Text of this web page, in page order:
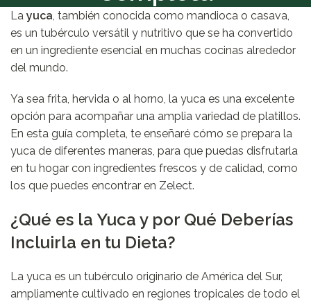
La yuca, también conocida como mandioca o casava,
es un tubérculo versátil y nutritivo que se ha convertido
en un ingrediente esencial en muchas cocinas alrededor
del mundo.
Ya sea frita, hervida o al horno, la yuca es una excelente
opción para acompañar una amplia variedad de platillos.
En esta guía completa, te enseñaré cómo se prepara la
yuca de diferentes maneras, para que puedas disfrutarla
en tu hogar con ingredientes frescos y de calidad, como
los que puedes encontrar en Zelect.
¿Qué es la Yuca y por Qué Deberías
Incluirla en tu Dieta?
La yuca es un tubérculo originario de América del Sur,
ampliamente cultivado en regiones tropicales de todo el